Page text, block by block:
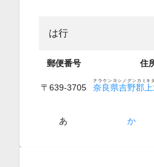
は行
郵便番号 住
〒639-3705 奈良県吉野郡
ナラケンヨシノグンカミキ
あ か